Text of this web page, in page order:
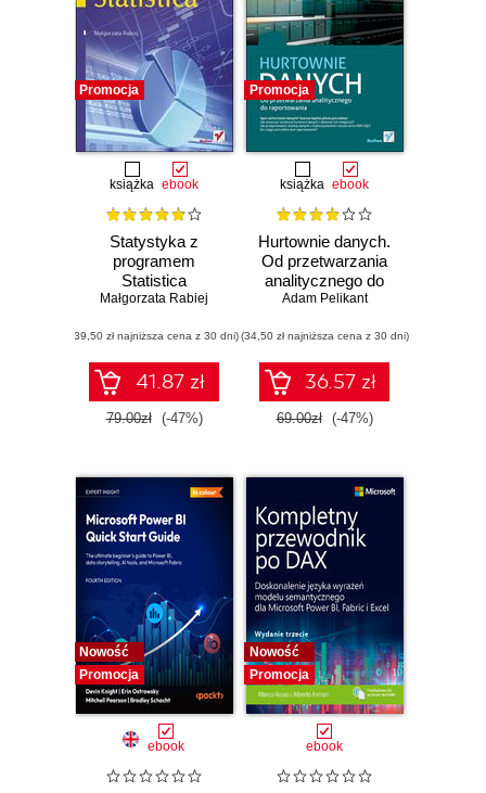
Promocja
książka ebook
Statystyka z
programem
Statistica
Małgorzata Rabiej
(39,50 zł najniższa cena z 30 dni)
41.87 zł
79.00zł (-47%)
Promocja
książka ebook
Hurtownie danych.
Od przetwarzania
analitycznego do
raportowania
Adam Pelikant
(34,50 zł najniższa cena z 30 dni)
36.57 zł
69.00zł (-47%)
Nowość
Promocja
ebook
Nowość
Promocja
ebook